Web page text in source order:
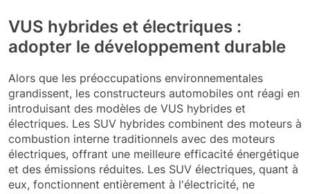
VUS hybrides et électriques :
adopter le développement durable
Alors que les préoccupations environnementales
grandissent, les constructeurs automobiles ont réagi en
introduisant des modèles de VUS hybrides et
électriques. Les SUV hybrides combinent des moteurs à
combustion interne traditionnels avec des moteurs
électriques, offrant une meilleure efficacité énergétique
et des émissions réduites. Les SUV électriques, quant à
eux, fonctionnent entièrement à l'électricité, ne